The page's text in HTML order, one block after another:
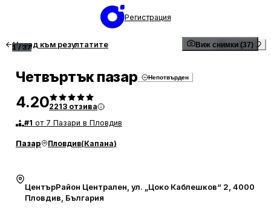
Регистрация
Назад към резултатите
1/37 Виж снимки (37)
Четвъртък пазар Непотвърден
4.202213 отзива
#1 от 7 Пазари в Пловдив
Пазар Пловдив(Капана)
ЦентърРайон Централен, ул. „Цоко Каблешков“ 2, 4000
Пловдив, България